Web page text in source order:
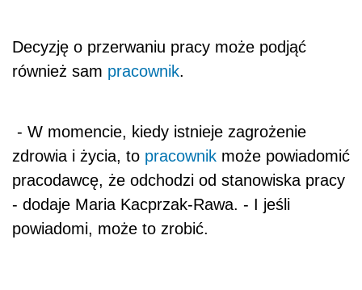
Decyzję o przerwaniu pracy może podjąć
również sam pracownik.
- W momencie, kiedy istnieje zagrożenie
zdrowia i życia, to pracownik może powiadomić
pracodawcę, że odchodzi od stanowiska pracy
- dodaje Maria Kacprzak-Rawa. - I jeśli
powiadomi, może to zrobić.